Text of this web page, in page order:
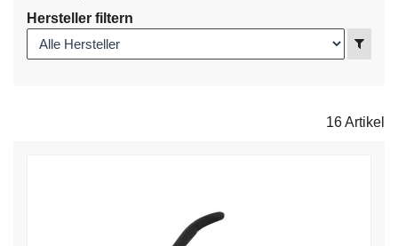
Hersteller filtern
16 Artikel